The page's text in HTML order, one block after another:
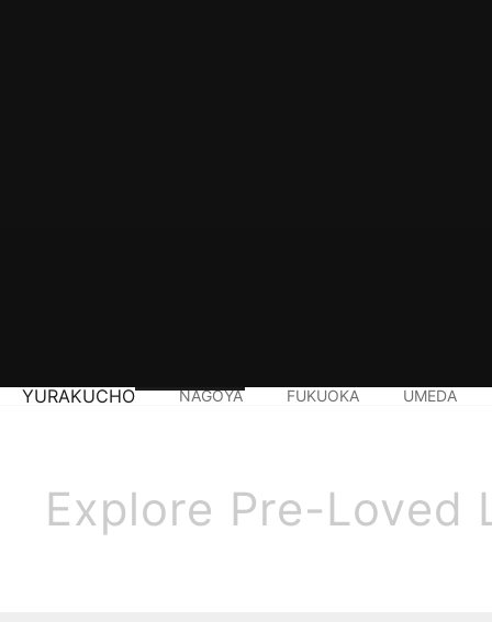
YURAKUCHO NAGOYA FUKUOKA UMEDA
Explore Pre-Loved